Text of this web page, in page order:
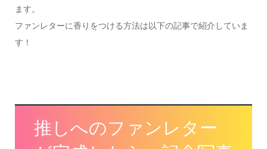
ます。
ファンレターに香りをつける方法は以下の記事で紹介していま
す！
推しへのファンレター